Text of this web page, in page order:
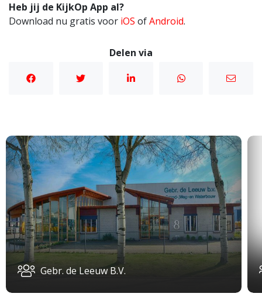
Heb jij de KijkOp App al?
Download nu gratis voor iOS ofAndroid.
Delen via
Gebr. de Leeuw B.V.